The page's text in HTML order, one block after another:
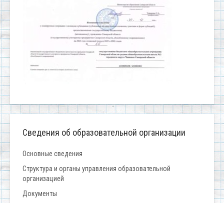
Сведения об образовательной организации
Основные сведения
Структура и органы управления образовательной
организацией
Документы